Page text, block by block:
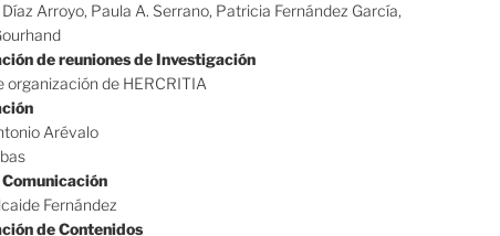
Díaz Arroyo, Paula A. Serrano, Patricia Fernández García,
de reuniones de Investigación
organización de HERCRITIA
Arévalo
Fernández
de Contenidos